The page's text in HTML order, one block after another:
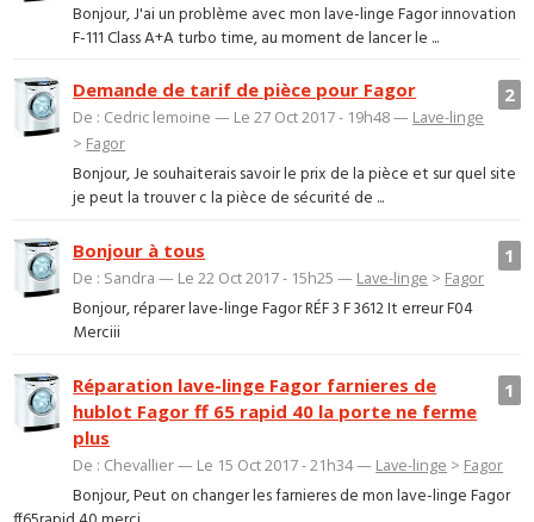
Bonjour, J'ai un problème avec mon lave-linge Fagor innovation
F-111 Class A+A turbo time, au moment de lancer le ...
2
Demande de tarif de pièce pour Fagor
De : Cedric lemoine — Le 27 Oct 2017 - 19h48 — Lave-linge
> Fagor
Bonjour, Je souhaiterais savoir le prix de la pièce et sur quel site
je peut la trouver c la pièce de sécurité de ...
1
Bonjour à tous
De : Sandra — Le 22 Oct 2017 - 15h25 — Lave-linge > Fagor
Bonjour, réparer lave-linge Fagor RÉF 3 F 3612 It erreur F04
Merciii
1
Réparation lave-linge Fagor farnieres de
hublot Fagor ff 65 rapid 40 la porte ne ferme
plus
De : Chevallier — Le 15 Oct 2017 - 21h34 — Lave-linge > Fagor
Bonjour, Peut on changer les farnieres de mon lave-linge Fagor